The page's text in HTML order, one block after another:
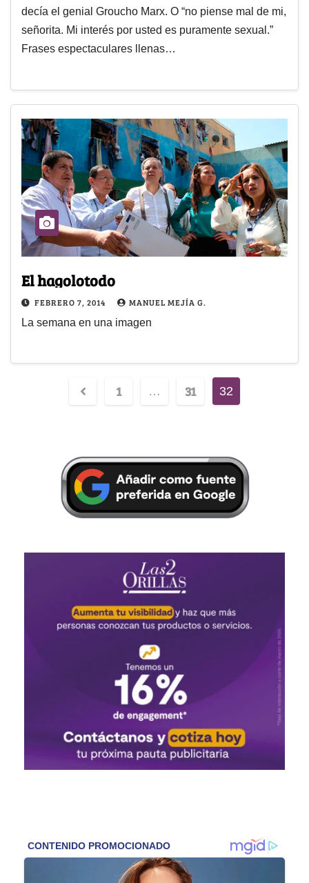
decía el genial Groucho Marx. O “no piense mal de mi,
señorita. Mi interés por usted es puramente sexual.”
Frases espectaculares llenas…
El hagolotodo
FEBRERO 7, 2014 MANUEL MEJÍA G.
La semana en una imagen
1 … 31 32